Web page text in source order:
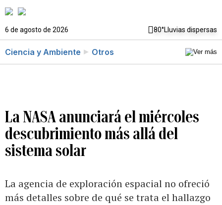
6 de agosto de 2026 80°Lluvias dispersas
Ciencia y Ambiente Otros
La NASA anunciará el miércoles
descubrimiento más allá del
sistema solar
La agencia de exploración espacial no ofreció
más detalles sobre de qué se trata el hallazgo